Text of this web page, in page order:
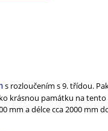
s rozloučením s 9. třídou.
krásnou památku na
mm a délce cca 2000 mm